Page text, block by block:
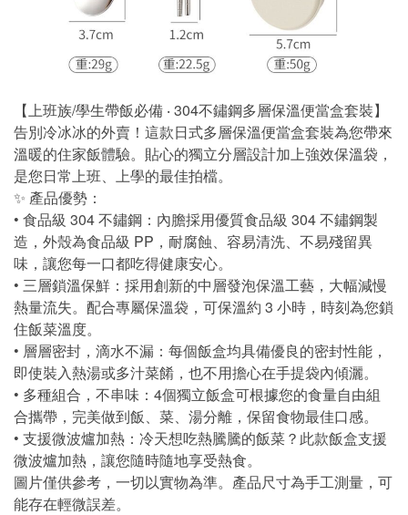
【上班族/學生帶飯必備 ‧ 304不鏽鋼多層保溫便當盒套裝】
告別冷冰冰的外賣！這款日式多層保溫便當盒套裝為您帶來
溫暖的住家飯體驗。貼心的獨立分層設計加上強效保溫袋，
是您日常上班、上學的最佳拍檔。
✨ 產品優勢：
• 食品級 304 不鏽鋼：內膽採用優質食品級 304 不鏽鋼製
造，外殼為食品級 PP，耐腐蝕、容易清洗、不易殘留異
味，讓您每一口都吃得健康安心。
• 三層鎖溫保鮮：採用創新的中層發泡保溫工藝，大幅減慢
熱量流失。配合專屬保溫袋，可保溫約 3 小時，時刻為您鎖
住飯菜溫度。
• 層層密封，滴水不漏：每個飯盒均具備優良的密封性能，
即使裝入熱湯或多汁菜餚，也不用擔心在手提袋內傾灑。
• 多種組合，不串味：4個獨立飯盒可根據您的食量自由組
合攜帶，完美做到飯、菜、湯分離，保留食物最佳口感。
• 支援微波爐加熱：冷天想吃熱騰騰的飯菜？此款飯盒支援
微波爐加熱，讓您隨時隨地享受熱食。
圖片僅供參考，一切以實物為準。產品尺寸為手工測量，可
能存在輕微誤差。